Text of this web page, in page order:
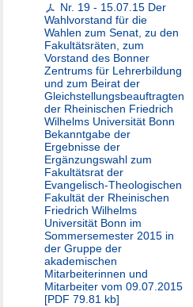
Nr. 19 - 15.07.15 Der
Wahlvorstand für die
Wahlen zum Senat, zu den
Fakultätsräten, zum
Vorstand des Bonner
Zentrums für Lehrerbildung
und zum Beirat der
Gleichstellungsbeauftragten
der Rheinischen Friedrich
Wilhelms Universität Bonn
Bekanntgabe der
Ergebnisse der
Ergänzungswahl zum
Fakultätsrat der
Evangelisch-Theologischen
Fakultät der Rheinischen
Friedrich Wilhelms
Universität Bonn im
Sommersemester 2015 in
der Gruppe der
akademischen
Mitarbeiterinnen und
Mitarbeiter vom 09.07.2015
[PDF 79.81 kb]